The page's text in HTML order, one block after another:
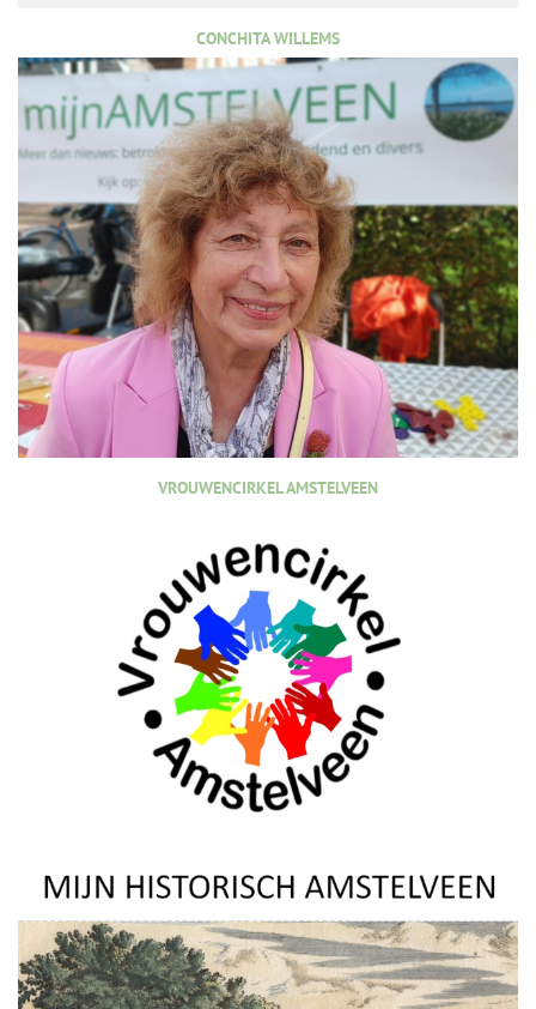
CONCHITA WILLEMS
VROUWENCIRKEL AMSTELVEEN